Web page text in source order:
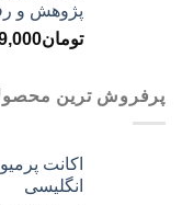
پژوهش و
تومان
پرفروش ترین
انگلیسی